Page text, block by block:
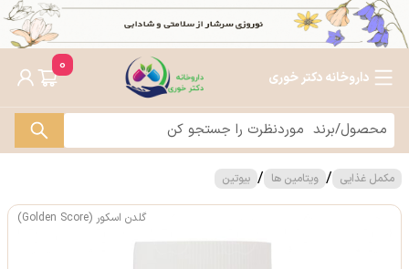
داروخانه دکتر خوری
0
مکمل غذایی / ویتامین ها / بیوتین
گلدن اسکور (Golden Score)